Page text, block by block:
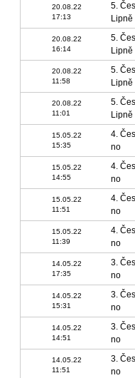
20.08.22
17:13
5.
Lipně
20.08.22
16:14
5.
Lipně
20.08.22
11:58
5.
Lipně
20.08.22
11:01
5.
Lipně
15.05.22
15:35
4.
no
15.05.22
14:55
4.
no
15.05.22
11:51
4.
no
15.05.22
11:39
4.
no
14.05.22
17:35
3.
no
14.05.22
15:31
3.
no
14.05.22
14:51
3.
no
14.05.22
11:51
3.
no